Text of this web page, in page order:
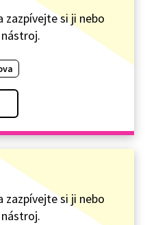
zazpívejte si ji nebo
zazpívejte si ji nebo